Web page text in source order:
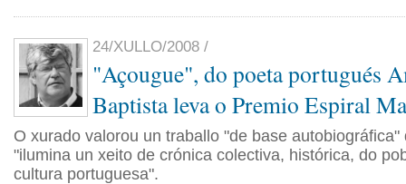
24/XULLO/2008 /
"Açougue", do poeta portugués
Baptista leva o Premio Espiral
O xurado valorou un traballo "de base autobiográfica"
"ilumina un xeito de crónica colectiva, histórica, do
cultura portuguesa".